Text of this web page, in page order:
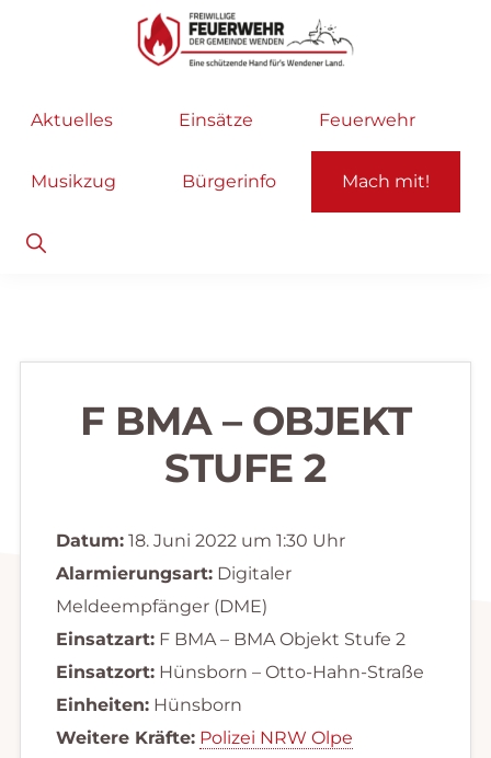
Hauptnavigation
Feuerwehr
helfen
selbstverständlich!
Aktuelles Einsätze Feuerwehr
Musikzug Bürgerinfo Mach mit!
Show
Search
F BMA – OBJEKT
STUFE 2
Datum:18. Juni 2022 um 1:30 Uhr
Alarmierungsart:Digitaler
Meldeempfänger (DME)
Einsatzart:F BMA – BMA Objekt Stufe 2
Einsatzort:Hünsborn – Otto-Hahn-Straße
Einheiten:Hünsborn
Weitere Kräfte: Polizei NRW Olpe